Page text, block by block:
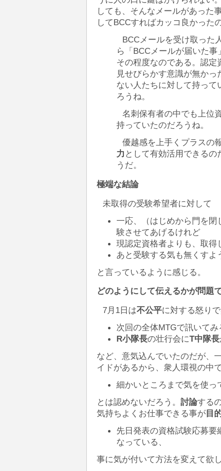
しても、そんなメールがあった
してBCCすればカッコ良かった
BCCメールを受け取った
ら「BCCメールが届いた
その程度なのである。認
見せびらかす意識が無か
ない人たちに対して持っ
ろうね。
名刺保有者の中でも上位
持っていたのだろうね。
優越感を上手くプラスの
力 として有効活用できる
うだ。
極端な結論
未取得の受験希望者に対して
一応、（はじめから門を閉
験させてあげるけれど
現認定資格者よりも、取得
あと受験する気も無くすよ
と言っているように感じる。
どのようにして伝えるかが問題
7月1日は不公平に対する怒り
次回の全体MTGで訊いてみ
R小隊長の壮行会にT中隊長
など、意気込んでいたのだが、
イドがあるから、衆人環視の中
細かいところまで気を使っ
とは認めないだろう。 討論する
気持ちよくお仕事できる事が目
先日発表の資格試験応募
なっている、
事に気が付いて方法を変えて欲